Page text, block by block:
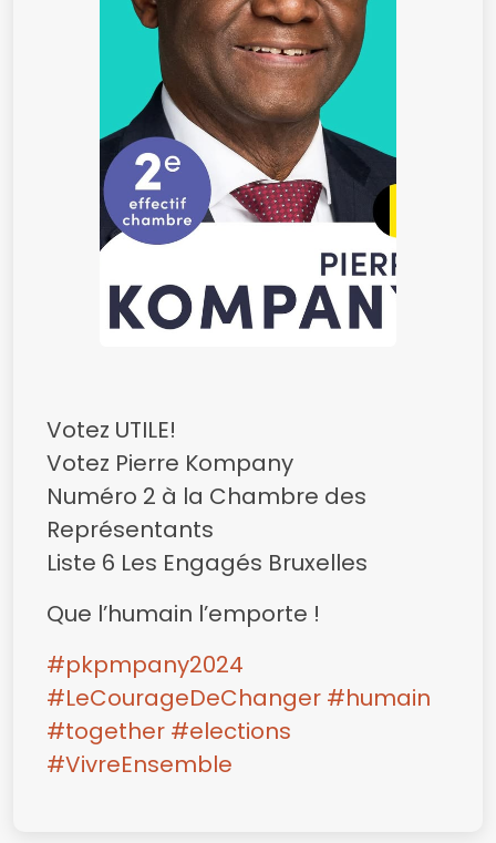
Votez UTILE!
Votez Pierre Kompany
Numéro 2 à la Chambre des
Représentants
Liste 6 Les Engagés Bruxelles
Que l’humain l’emporte !
#pkpmpany2024
#LeCourageDeChanger #humain
#together #elections
#VivreEnsemble